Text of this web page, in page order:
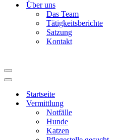
Über uns
Das Team
Tätigkeitsberichte
Satzung
Kontakt
Navigationsmenü
Navigationsmenü
Startseite
Vermittlung
Notfälle
Hunde
Katzen